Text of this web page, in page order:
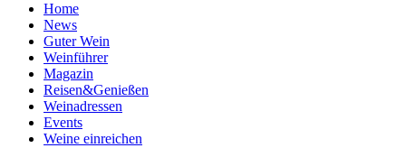
Home
News
Guter Wein
Weinführer
Magazin
Reisen&Genießen
Weinadressen
Events
Weine einreichen